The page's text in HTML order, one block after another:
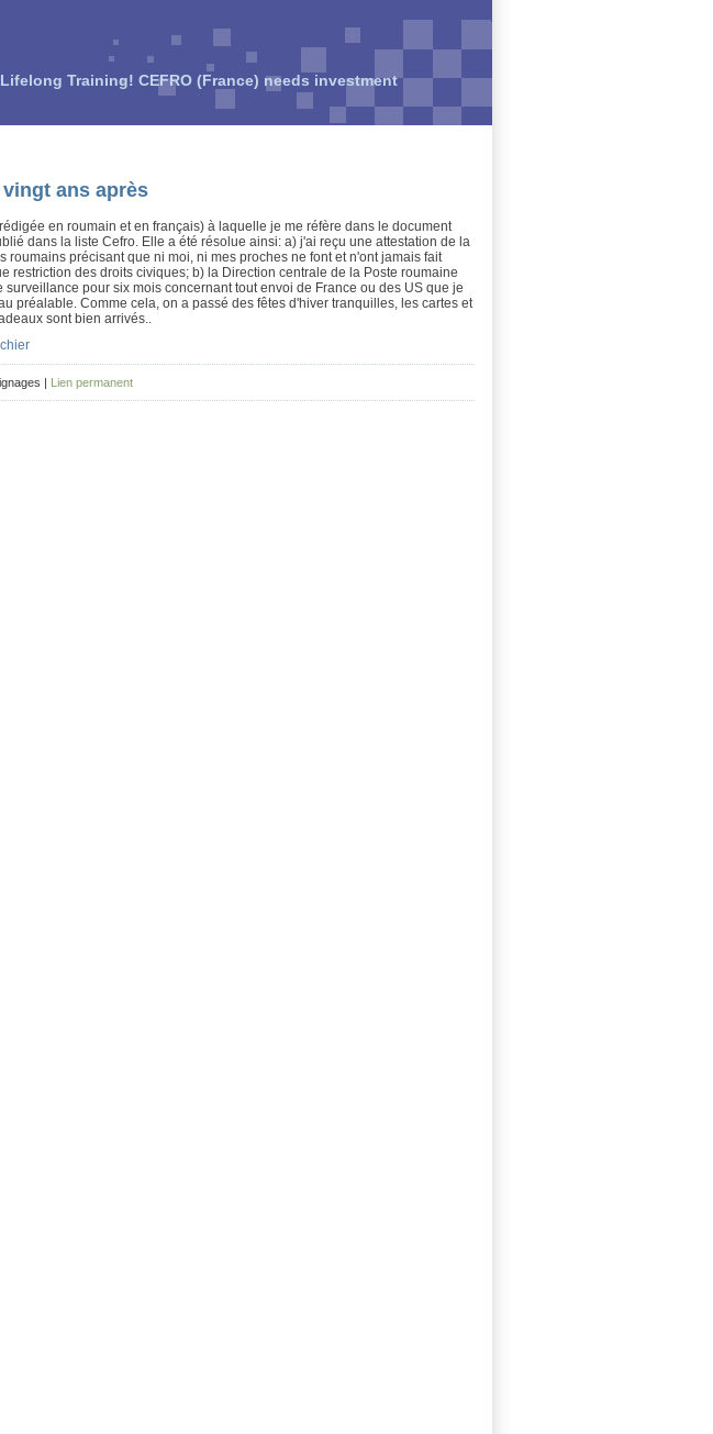
Training! CEFRO (France) needs investment
ans après
en roumain et en français) à laquelle je me réfère dans le document
dans la liste Cefro. Elle a été résolue ainsi: a) j'ai reçu une attestation de la
roumains précisant que ni moi, ni mes proches ne font et n'ont jamais fait
restriction des droits civiques; b) la Direction centrale de la Poste roumaine
surveillance pour six mois concernant tout envoi de France ou des US que je
préalable. Comme cela, on a passé des fêtes d'hiver tranquilles, les cartes et
sont bien arrivés..
| Lien permanent